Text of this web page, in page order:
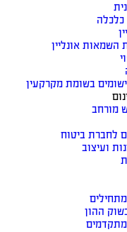
כלכלה
השמאות אונליין
בשומת מקרקעין
מורחב
לחברת ביטוח
ועיצוב
ההון